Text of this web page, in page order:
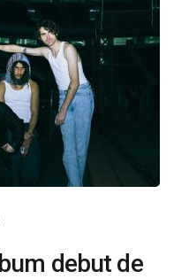
debut de